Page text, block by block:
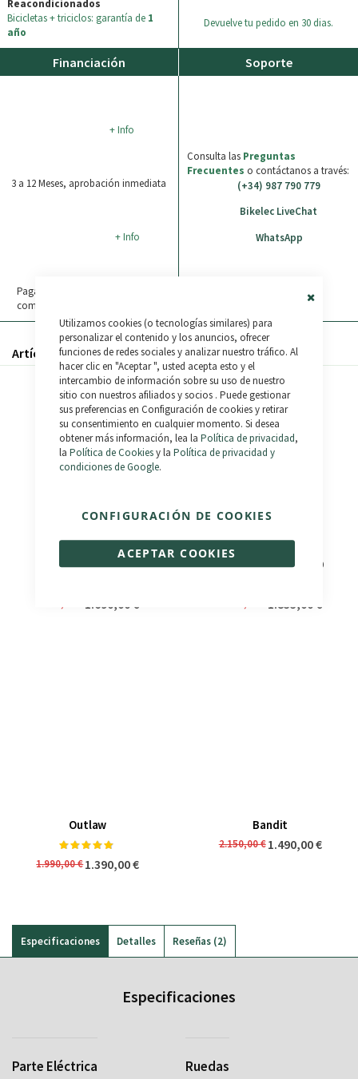
Cookie
Utilizamos cookies (o tecnologías similares) para
personalizar el contenido y los anuncios, ofrecer
funciones de redes sociales y analizar nuestro tráfico. Al
hacer clic en "Aceptar ", usted acepta esto y el
intercambio de información sobre su uso de nuestro
sitio con nuestros afiliados y socios . Puede gestionar
sus preferencias en Configuración de cookies y retirar
su consentimiento en cualquier momento. Si desea
obtener más información, lea la Política de privacidad,
la Política de Cookiesy la Política de privacidad y
condiciones de Google.
ACEPTAR COOKIES
CONFIGURACIÓN DE COOKIES
Reacondicionados
Bicicletas + triciclos: garantía de 1
año
Devuelve tu pedido en 30 dias.
Financiación
+ Info
3 a 12 Meses, aprobación inmediata
+ Info
Paga en 3 plazos sin intereses tus
compras de 30€ a 2.000€. 0% TAE.
Soporte
Consulta las Preguntas
Frecuentes o contáctanos a través:
(+34) 987 790 779
Bikelec LiveChat
WhatsApp
Artículos relacionados
El Camino
1.690,00 €
Bonneville 3.0 - Km 0
1.833,00 €
Outlaw
Valoración:
1.990,00 €1.390,00 €
Bandit
2.150,00 €1.490,00 €
Especificaciones
Especificaciones
Parte Eléctrica Ruedas
Detalles Reseñas 2